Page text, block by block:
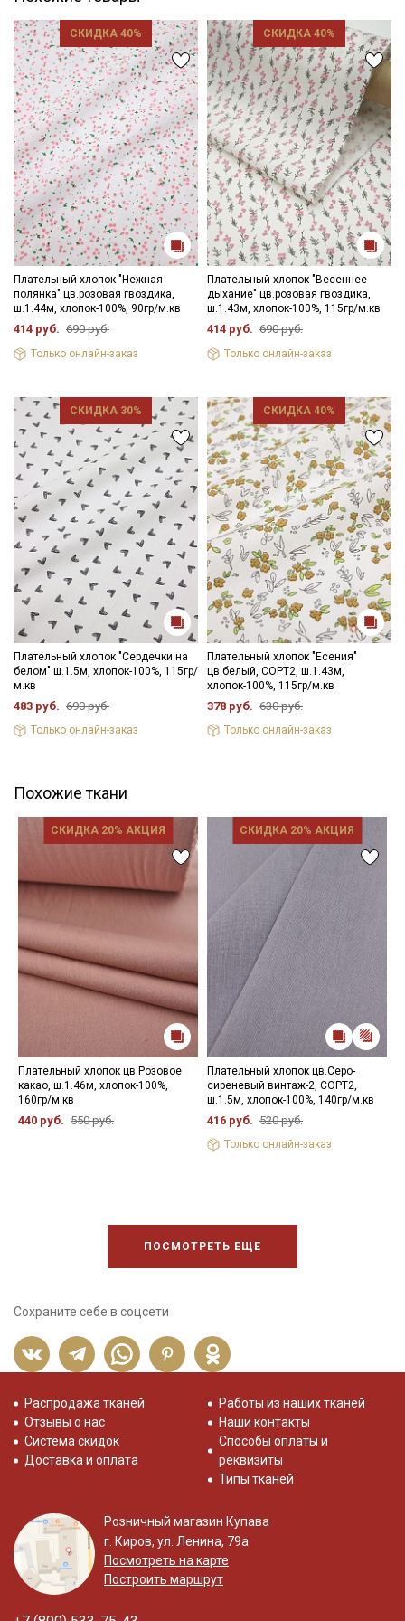
СКИДКА 40%
Плательный хлопок "Нежная
полянка" цв.розовая гвоздика,
ш.1.44м, хлопок-100%, 90гр/м.кв
414 руб. 690 руб.
Только онлайн-заказ
СКИДКА 40%
Плательный хлопок "Весеннее
дыхание" цв.розовая гвоздика,
ш.1.43м, хлопок-100%, 115гр/м.кв
414 руб. 690 руб.
Только онлайн-заказ
СКИДКА 30%
Плательный хлопок "Сердечки на
белом" ш.1.5м, хлопок-100%, 115гр/
м.кв
483 руб. 690 руб.
Только онлайн-заказ
СКИДКА 40%
Плательный хлопок "Есения"
цв.белый, СОРТ2, ш.1.43м,
хлопок-100%, 115гр/м.кв
378 руб. 630 руб.
Только онлайн-заказ
Похожие ткани
СКИДКА 20% АКЦИЯ
Плательный хлопок цв.Розовое
какао, ш.1.46м, хлопок-100%,
160гр/м.кв
440 руб. 550 руб.
СКИДКА 20% АКЦИЯ
Плательный хлопок цв.Серо-
сиреневый винтаж-2, СОРТ2,
ш.1.5м, хлопок-100%, 140гр/м.кв
416 руб. 520 руб.
Только онлайн-заказ
ПОСМОТРЕТЬ ЕЩЕ
Сохраните себе в соцсети
Распродажа тканей
Отзывы о нас
Система скидок
Доставка и оплата
Работы из наших тканей
Наши контакты
Способы оплаты и
реквизиты
Типы тканей
Розничный магазин Купава
г. Киров, ул. Ленина, 79а
Посмотреть на карте
Построить маршрут
Ознакомлен(а) с
Политикой обработки персональных
данныхи даюСогласие на обработку персональных
данных
ДаюСогласие на получение рекламных и
информационных рассылок